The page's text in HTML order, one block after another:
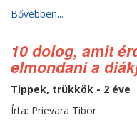
Bővebben...
10 dolog, amit
elmondani a
Tippek, trükkök - 2 éve
Írta: Prievara Tibor